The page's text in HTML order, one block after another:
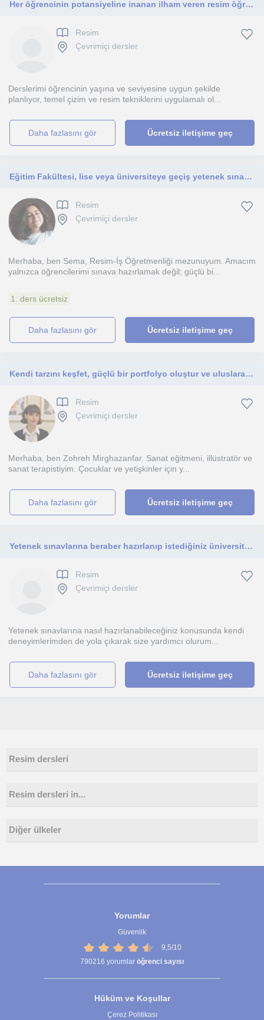
Her öğrencinin potansiyeline inanan ilham veren resim öğretmeni.
Resim
Çevrimiçi dersler
Derslerimi öğrencinin yaşına ve seviyesine uygun şekilde
planlıyor, temel çizim ve resim tekniklerini uygulamalı ol...
daha fazlasını gör Ücretsiz iletişime geç
Eğitim Fakültesi, lise veya üniversiteye geçiş yetenek sınavı (karakalem) hazırlık dersleri v
Resim
Çevrimiçi dersler
Merhaba, ben Sema, Resim-İş Öğretmenliği mezunuyum. Amacım
yalnızca öğrencilerimi sınava hazırlamak değil; güçlü bi...
1. ders ücretsiz
daha fazlasını gör Ücretsiz iletişime geç
Kendi tarzını keşfet, güçlü bir portfolyo oluştur ve uluslararası sergilerde yer almaya hazırlan.
Resim
Çevrimiçi dersler
Merhaba, ben Zohreh Mirghazanfar. Sanat eğitmeni, illüstratör ve
sanat terapistiyim. Çocuklar ve yetişkinler için y...
daha fazlasını gör Ücretsiz iletişime geç
Yetenek sınavlarına beraber hazırlanıp istediğiniz üniversite ya da liseyi kazanmakta yardımcı olabilirim.
Resim
Çevrimiçi dersler
Yetenek sınavlarına nasıl hazırlanabileceğiniz konusunda kendi
deneyimlerimden de yola çıkarak size yardımcı olurum...
daha fazlasını gör Ücretsiz iletişime geç
Resim dersleri
Resim dersleri in...
Diğer ülkeler
Yorumlar
Güvenlik
9,5/10
790216 yorumlar öğrenci sayısı
Hüküm ve Koşullar
Çerez Politikası